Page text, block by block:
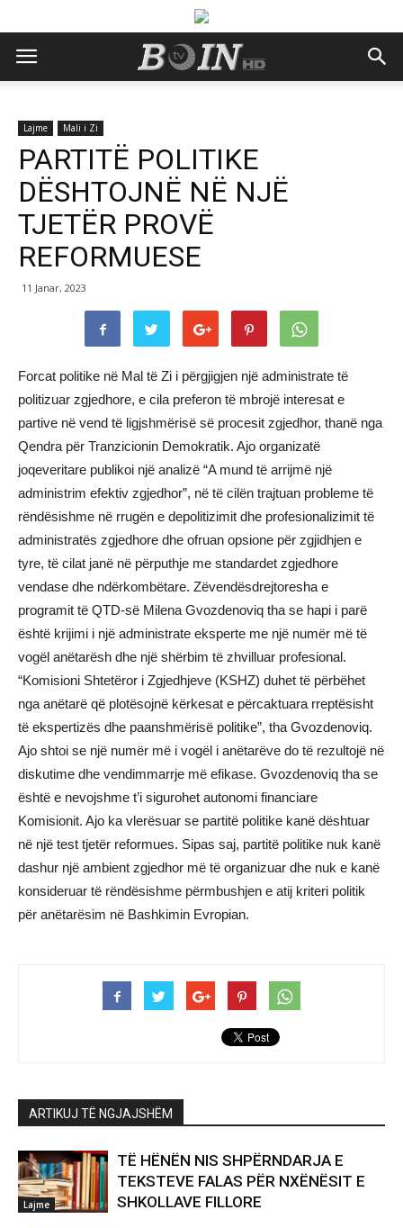
Lajme Mali i Zi
PARTITË POLITIKE
DËSHTOJNË NË NJË
TJETËR PROVË
REFORMUESE
11 Janar, 2023
Forcat politike në Mal të Zi i përgjigjen një administrate të
politizuar zgjedhore, e cila preferon të mbrojë interesat e
partive në vend të ligjshmërisë së procesit zgjedhor, thanë nga
Qendra për Tranzicionin Demokratik. Ajo organizatë
joqeveritare publikoi një analizë “A mund të arrijmë një
administrim efektiv zgjedhor”, në të cilën trajtuan probleme të
rëndësishme në rrugën e depolitizimit dhe profesionalizimit të
administratës zgjedhore dhe ofruan opsione për zgjidhjen e
tyre, të cilat janë në përputhje me standardet zgjedhore
vendase dhe ndërkombëtare. Zëvendësdrejtoresha e
programit të QTD-së Milena Gvozdenoviq tha se hapi i parë
është krijimi i një administrate eksperte me një numër më të
vogël anëtarësh dhe një shërbim të zhvilluar profesional.
“Komisioni Shtetëror i Zgjedhjeve (KSHZ) duhet të përbëhet
nga anëtarë që plotësojnë kërkesat e përcaktuara rreptësisht
të ekspertizës dhe paanshmërisë politike”, tha Gvozdenoviq.
Ajo shtoi se një numër më i vogël i anëtarëve do të rezultojë në
diskutime dhe vendimmarrje më efikase. Gvozdenoviq tha se
është e nevojshme t’i sigurohet autonomi financiare
Komisionit. Ajo ka vlerësuar se partitë politike kanë dështuar
në një test tjetër reformues. Sipas saj, partitë politike nuk kanë
dashur një ambient zgjedhor më të organizuar dhe nuk e kanë
konsideruar të rëndësishme përmbushjen e atij kriteri politik
për anëtarësim në Bashkimin Evropian.
ARTIKUJ TË NGJAJSHËM
Lajme
TË HËNËN NIS SHPËRNDARJA E
TEKSTEVE FALAS PËR NXËNËSIT E
SHKOLLAVE FILLORE